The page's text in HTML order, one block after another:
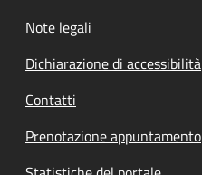
Note legali
Dichiarazione di accessibilità
Contatti
Prenotazione appuntamento